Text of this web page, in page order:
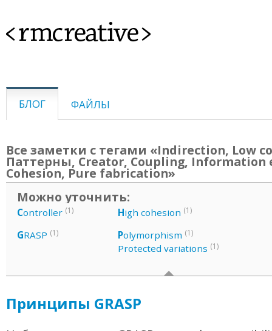
<rmcreative>
БЛОГ ФАЙЛЫ
Все заметки с тегами «Indirection, Low
Паттерны, Creator, Coupling, Information
Cohesion, Pure fabrication»
Можно уточнить:
Controller (1)
GRASP (1)
High cohesion (1)
Polymorphism (1)
Protected variations (1)
Принципы GRASP